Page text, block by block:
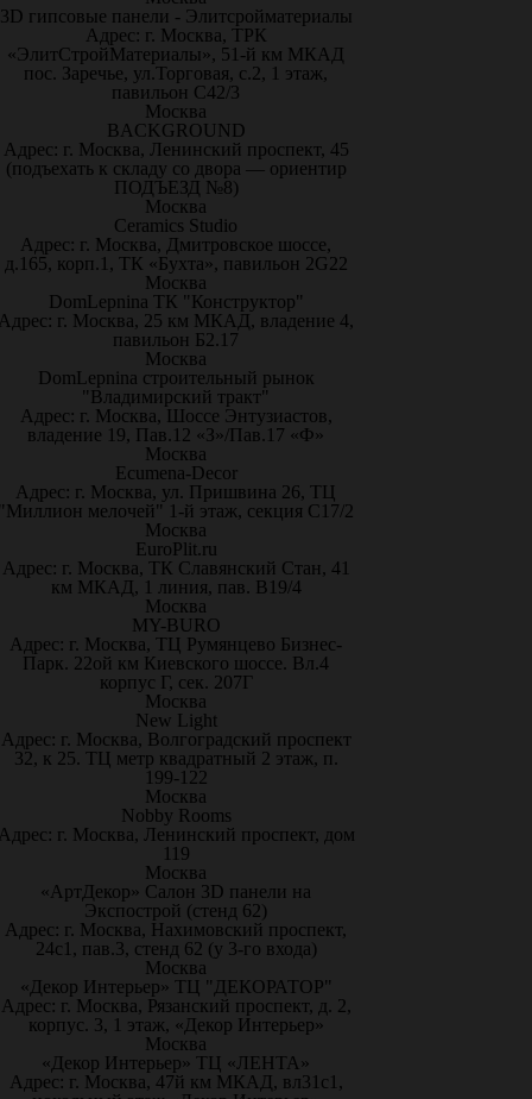
3D гипсовые панели - Элитсройматериалы
Адрес: г. Москва, ТРК
«ЭлитСтройМатериалы», 51-й км МКАД
пос. Заречье, ул.Торговая, с.2, 1 этаж,
павильон С42/3
Москва
BACKGROUND
Адрес: г. Москва, Ленинский проспект, 45
(подъехать к складу со двора — ориентир
ПОДЪЕЗД №8)
Москва
Ceramics Studio
Адрес: г. Москва, Дмитровское шоссе,
д.165, корп.1, ТК «Бухта», павильон 2G22
Москва
DomLepnina ТК "Конструктор"
г. Москва, 25 км МКАД, владение 4,
павильон Б2.17
Москва
DomLepnina строительный рынок
"Владимирский тракт"
Адрес: г. Москва, Шоссе Энтузиастов,
владение 19, Пав.12 «З»/Пав.17 «Ф»
Москва
Ecumena-Decor
Адрес: г. Москва, ул. Пришвина 26, ТЦ
мелочей" 1-й этаж, секция С17/2
Москва
EuroPlit.ru
Адрес: г. Москва, ТК Славянский Стан, 41
км МКАД, 1 линия, пав. В19/4
Москва
MY-BURO
Адрес: г. Москва, ТЦ Румянцево Бизнес-
Парк. 22ой км Киевского шоссе. Вл.4
корпус Г, сек. 207Г
Москва
New Light
Адрес: г. Москва, Волгоградский проспект
32, к 25. ТЦ метр квадратный 2 этаж, п.
199-122
Москва
Nobby Rooms
г. Москва, Ленинский проспект, дом
119
Москва
«АртДекор» Салон 3D панели на
Экспострой (стенд 62)
Адрес: г. Москва, Нахимовский проспект,
24с1, пав.3, стенд 62 (у 3-го входа)
Москва
«Декор Интерьер» ТЦ "ДЕКОРАТОР"
Адрес: г. Москва, Рязанский проспект, д. 2,
корпус. 3, 1 этаж, «Декор Интерьер»
Москва
«Декор Интерьер» ТЦ «ЛЕНТА»
Адрес: г. Москва, 47й км МКАД, вл31с1,